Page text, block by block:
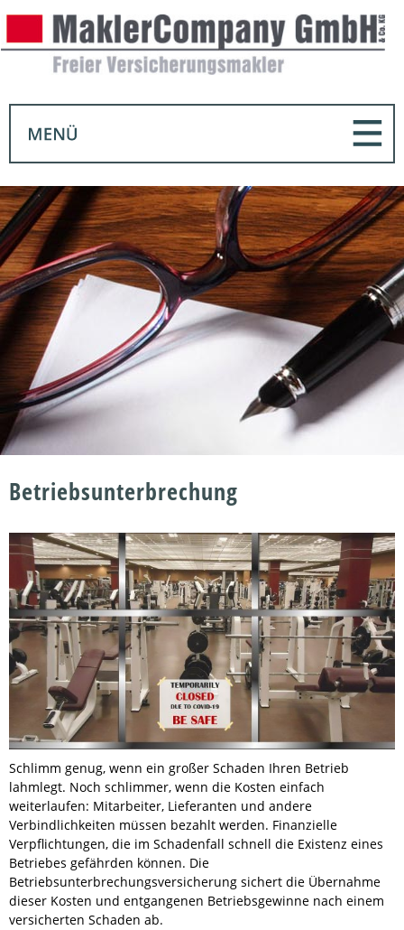
Betriebsunterbrechung
Schlimm genug, wenn ein großer Schaden Ihren Betrieb
lahmlegt. Noch schlimmer, wenn die Kosten einfach
weiterlaufen: Mitarbeiter, Lieferanten und andere
Verbindlichkeiten müssen bezahlt werden. Finanzielle
Verpflichtungen, die im Schadenfall schnell die Existenz eines
Betriebes gefährden können. Die
Betriebsunterbrechungsversicherung sichert die Übernahme
dieser Kosten und entgangenen Betriebsgewinne nach einem
versicherten Schaden ab.